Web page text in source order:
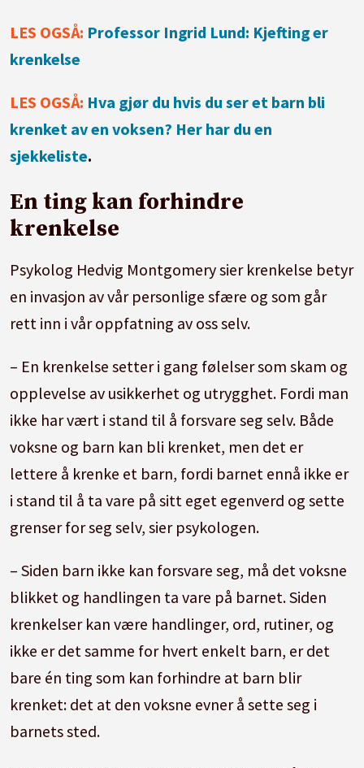
LES OGSÅ: Professor Ingrid Lund: Kjefting er
krenkelse
LES OGSÅ: Hva gjør du hvis du ser et barn bli
krenket av en voksen? Her har du en
sjekkeliste.
En ting kan forhindre
krenkelse
Psykolog Hedvig Montgomery sier krenkelse betyr
en invasjon av vår personlige sfære og som går
rett inn i vår oppfatning av oss selv.
– En krenkelse setter i gang følelser som skam og
opplevelse av usikkerhet og utrygghet. Fordi man
ikke har vært i stand til å forsvare seg selv. Både
voksne og barn kan bli krenket, men det er
lettere å krenke et barn, fordi barnet ennå ikke er
i stand til å ta vare på sitt eget egenverd og sette
grenser for seg selv, sier psykologen.
– Siden barn ikke kan forsvare seg, må det voksne
blikket og handlingen ta vare på barnet. Siden
krenkelser kan være handlinger, ord, rutiner, og
ikke er det samme for hvert enkelt barn, er det
bare én ting som kan forhindre at barn blir
krenket: det at den voksne evner å sette seg i
barnets sted.